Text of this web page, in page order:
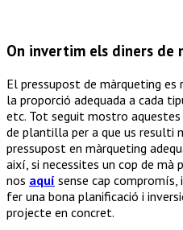
On invertim els diners de
El pressupost de màrqueting
la proporció adequada a cada
etc. Tot seguit mostro
de plantilla per a que us resulti
pressupost en màrqueting
així, si necessites un cop de
nos aquí sense cap
fer una bona planificació i
projecte en concret.